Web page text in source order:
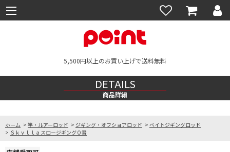
5,500円以上のお買い上げで送料無料
DETAILS
商品詳細
ホーム > 竿・ルアーロッド > ジギング・オフショアロッド > ベイトジギングロッド
> Ｓｋｙｌｌａスロージギング０番